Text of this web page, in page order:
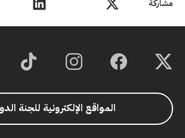
مشاركة
المواقع الإلكترونية للجنة